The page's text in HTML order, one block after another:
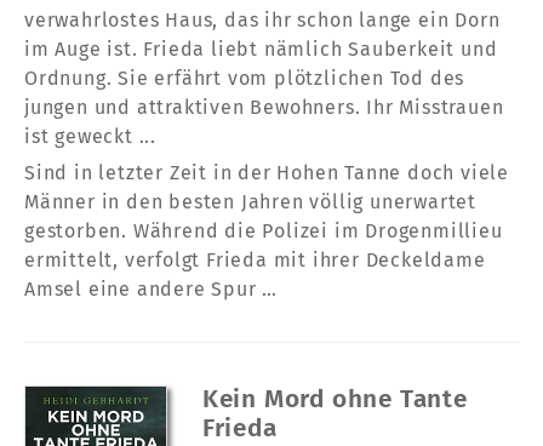
verwahrlostes Haus, das ihr schon lange ein Dorn
im Auge ist. Frieda liebt nämlich Sauberkeit und
Ordnung. Sie erfährt vom plötzlichen Tod des
jungen und attraktiven Bewohners. Ihr Misstrauen
ist geweckt ...
Sind in letzter Zeit in der Hohen Tanne doch viele
Männer in den besten Jahren völlig unerwartet
gestorben. Während die Polizei im Drogenmillieu
ermittelt, verfolgt Frieda mit ihrer Deckeldame
Amsel eine andere Spur …
Kein Mord ohne Tante
Frieda